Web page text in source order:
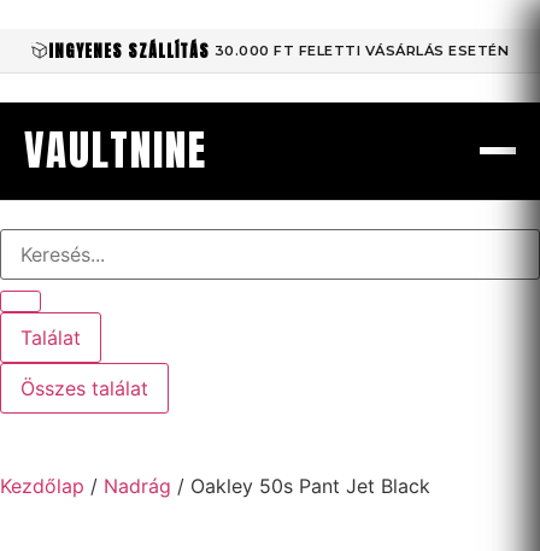
INGYENES SZÁLLÍTÁS 30.000 FT FELETTI VÁSÁRLÁS ESETÉN
VAULTNINE
Találat
Összes találat
Kezdőlap / Nadrág / Oakley 50s Pant Jet Black